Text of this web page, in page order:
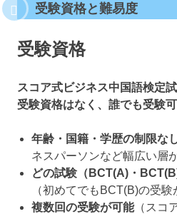
受験資格と難易度
受験資格
スコア式ビジネス中国語検定
受験資格はなく、誰でも受験可
年齢・国籍・学歴の制限な
ネスパーソンなど幅広い層
どの試験（BCT(A)・
（初めてでもBCT(B)の受験
複数回の受験が可能（スコ